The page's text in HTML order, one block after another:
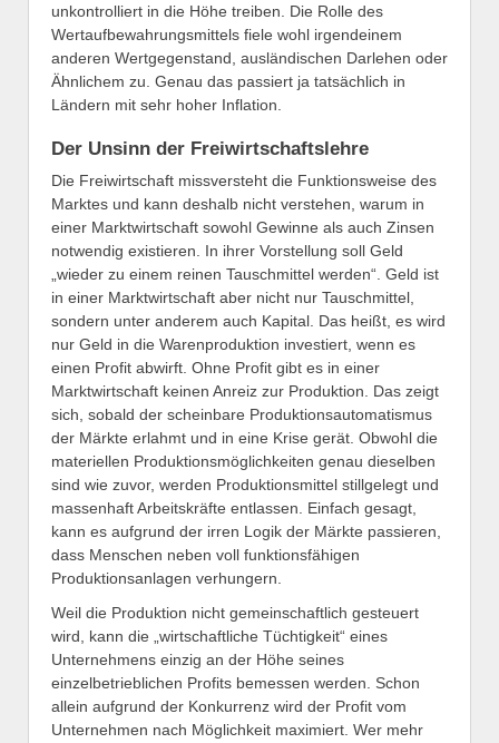
unkontrolliert in die Höhe treiben. Die Rolle des
Wertaufbewahrungsmittels fiele wohl irgendeinem
anderen Wertgegenstand, ausländischen Darlehen oder
Ähnlichem zu. Genau das passiert ja tatsächlich in
Ländern mit sehr hoher Inflation.
Der Unsinn der Freiwirtschaftslehre
Die Freiwirtschaft missversteht die Funktionsweise des
Marktes und kann deshalb nicht verstehen, warum in
einer Marktwirtschaft sowohl Gewinne als auch Zinsen
notwendig existieren. In ihrer Vorstellung soll Geld
„wieder zu einem reinen Tauschmittel werden“. Geld ist
in einer Marktwirtschaft aber nicht nur Tauschmittel,
sondern unter anderem auch Kapital. Das heißt, es wird
nur Geld in die Warenproduktion investiert, wenn es
einen Profit abwirft. Ohne Profit gibt es in einer
Marktwirtschaft keinen Anreiz zur Produktion. Das zeigt
sich, sobald der scheinbare Produktionsautomatismus
der Märkte erlahmt und in eine Krise gerät. Obwohl die
materiellen Produktionsmöglichkeiten genau dieselben
sind wie zuvor, werden Produktionsmittel stillgelegt und
massenhaft Arbeitskräfte entlassen. Einfach gesagt,
kann es aufgrund der irren Logik der Märkte passieren,
dass Menschen neben voll funktionsfähigen
Produktionsanlagen verhungern.
Weil die Produktion nicht gemeinschaftlich gesteuert
wird, kann die „wirtschaftliche Tüchtigkeit“ eines
Unternehmens einzig an der Höhe seines
einzelbetrieblichen Profits bemessen werden. Schon
allein aufgrund der Konkurrenz wird der Profit vom
Unternehmen nach Möglichkeit maximiert. Wer mehr